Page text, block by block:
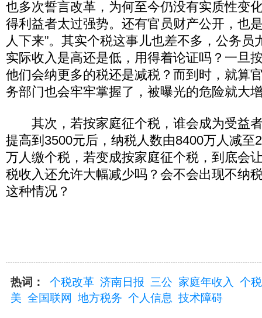
也多次誓言改革，为何至今仍没有实质性变
得利益者太过强势。还有官员财产公开，也
人下来”。其实个税这事儿也差不多，公务员
实际收入是高还是低，用得着论证吗？一旦
他们会纳更多的税还是减税？而到时，就算
务部门也会牢牢掌握了，被曝光的危险就大
其次，若按家庭征个税，谁会成为受益
提高到3500元后，纳税人数由8400万人减至
万人缴个税，若变成按家庭征个税，到底会
税收入还允许大幅减少吗？会不会出现不纳
这种情况？
热词： 个税改革 济南日报 三公 家庭年收入
个
美 全国联网 地方税务 个人信息 技术障碍